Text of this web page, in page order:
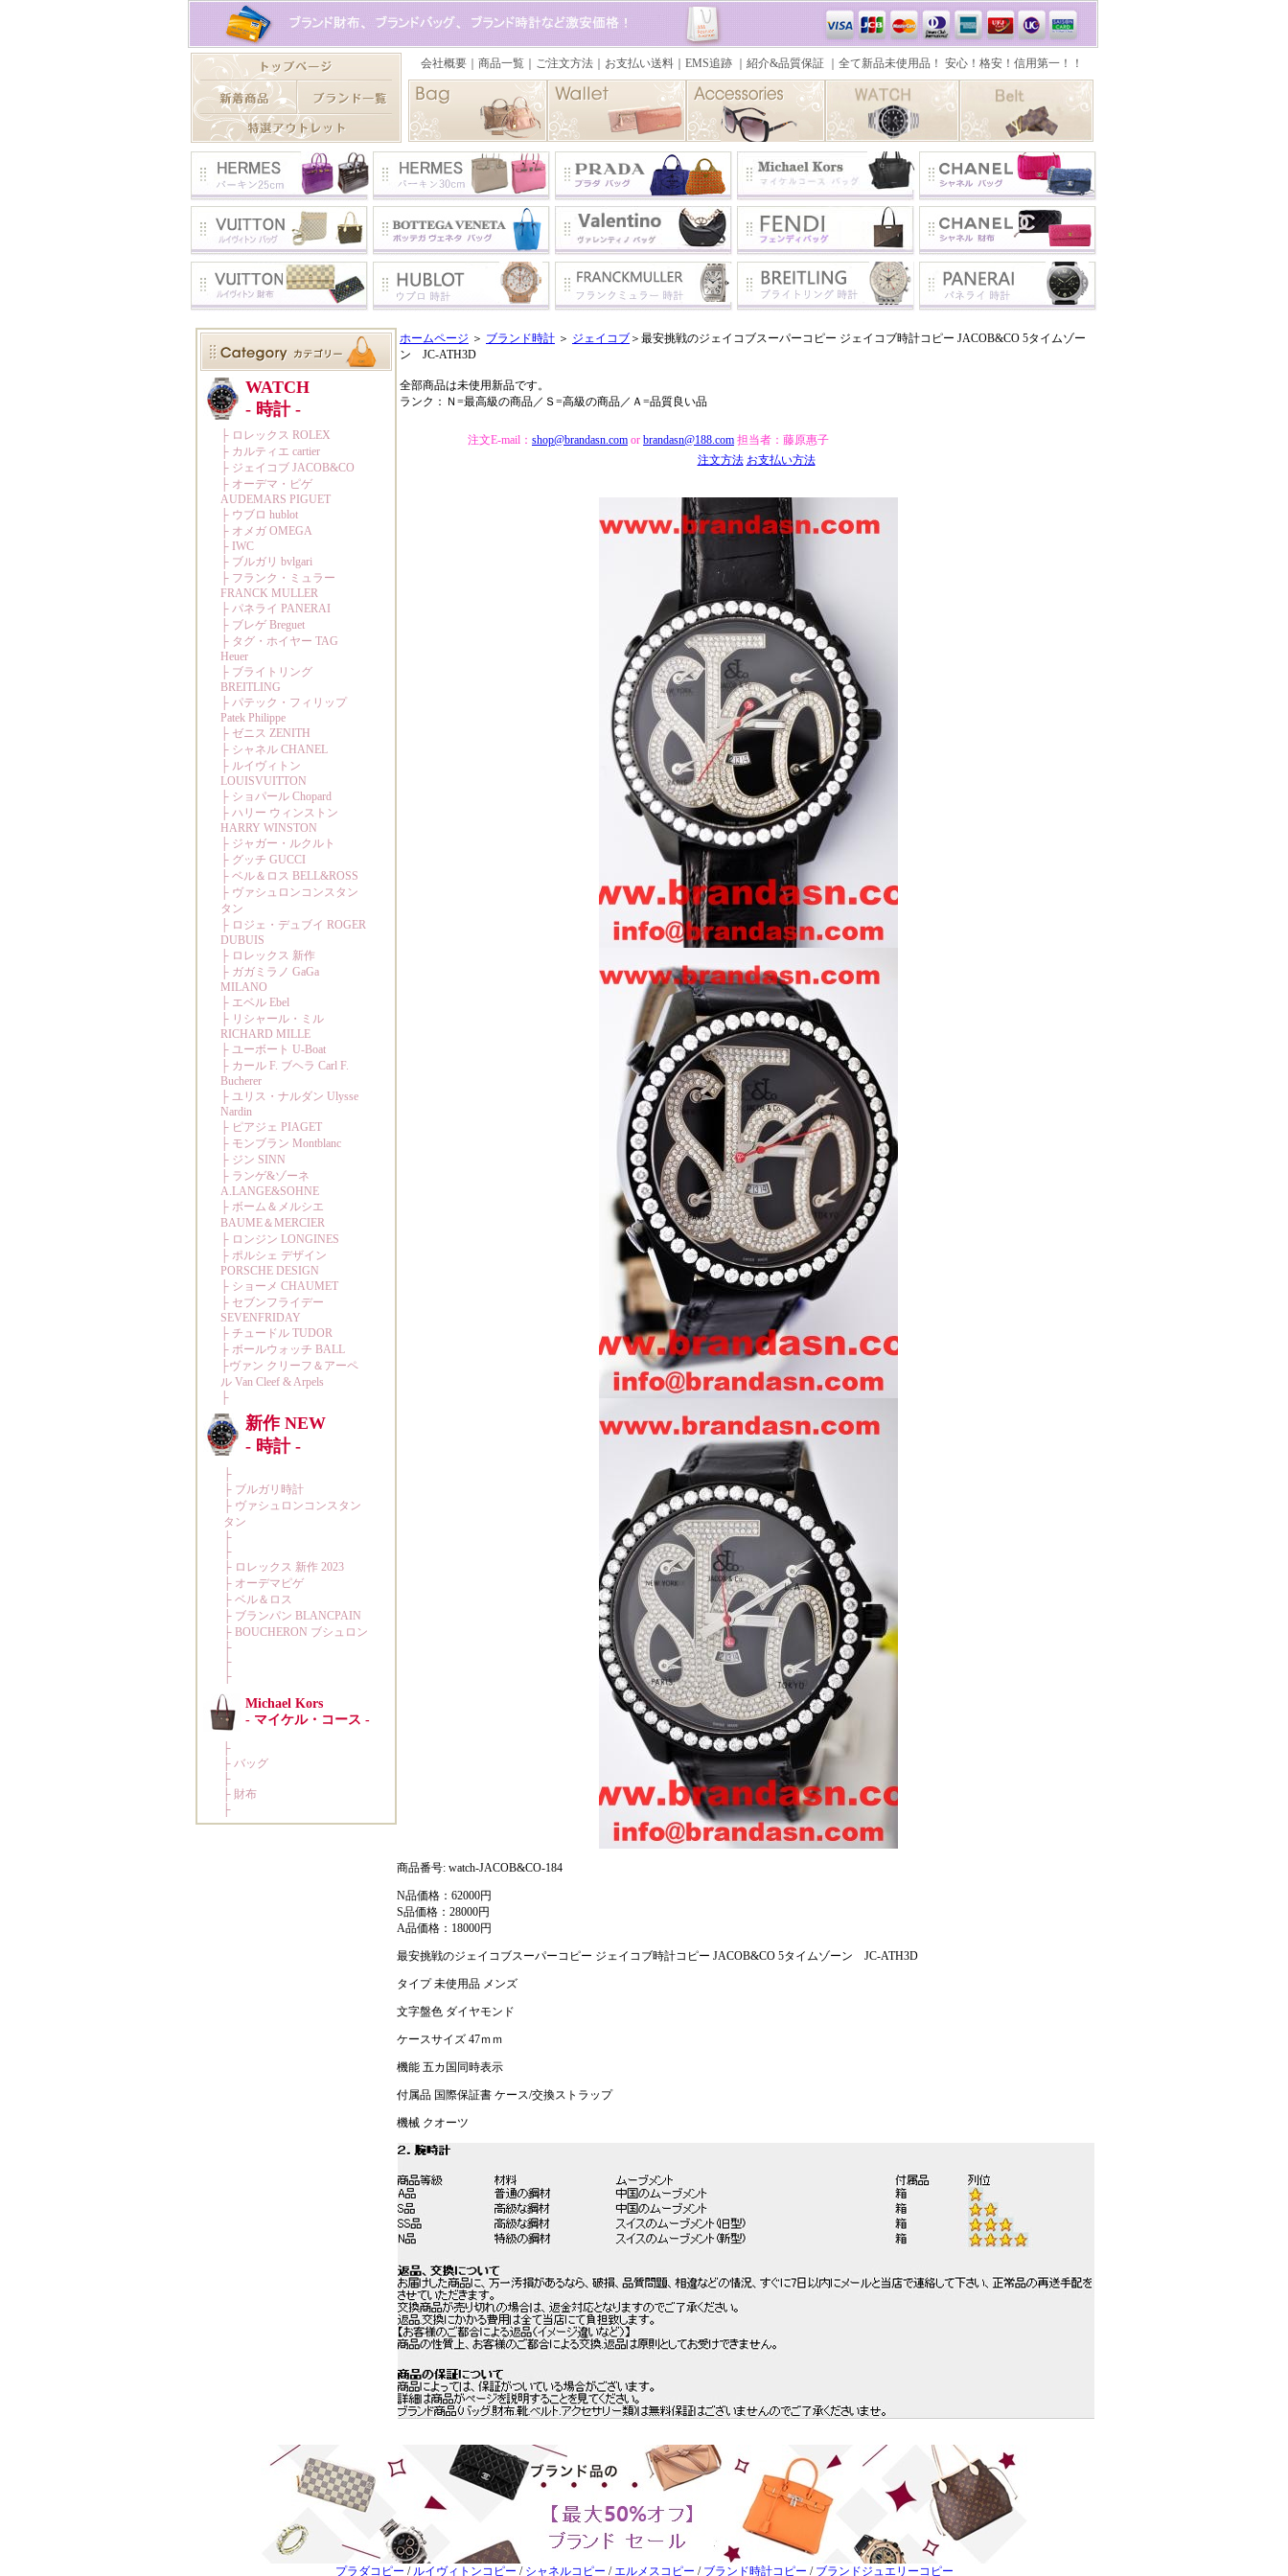
ホームページ ＞ ブランド時計 ＞ ジェイコブ ＞最安挑戦のジェイコブスーパーコピー ジェイコブ時計コピー JACOB&CO 5タイムゾー
ン JC-ATH3D
全部商品は未使用新品です。
ランク：Ｎ=最高級の商品／Ｓ=高級の商品／Ａ=品質良い品
注文E-mail： shop@brandasn.com or brandasn@188.com 担当者：藤原惠子
注文方法 お支払い方法
商品番号: watch-JACOB&CO-184
N品価格：62000円
S品価格：28000円
A品価格：18000円
最安挑戦のジェイコブスーパーコピー ジェイコブ時計コピー JACOB&CO 5タイムゾーン JC-ATH3D
タイプ 未使用品 メンズ
文字盤色 ダイヤモンド
ケースサイズ 47ｍｍ
機能 五カ国同時表示
付属品 国際保証書 ケース/交換ストラップ
機械 クオーツ
プラダコピー / ルイヴィトンコピー / シャネルコピー /エルメスコピー / ブランド時計コピー / ブランドジュエリーコピー